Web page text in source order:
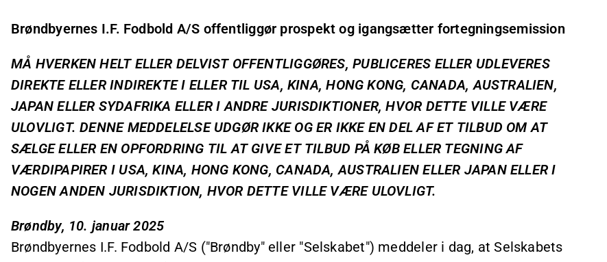
Brøndbyernes I.F. Fodbold A/S offentliggør prospekt og igangsætter fortegningsemission
MÅ HVERKEN HELT ELLER DELVIST OFFENTLIGGØRES, PUBLICERES ELLER UDLEVERES
DIREKTE ELLER INDIREKTE I ELLER TIL USA, KINA, HONG KONG, CANADA, AUSTRALIEN,
JAPAN ELLER SYDAFRIKA ELLER I ANDRE JURISDIKTIONER, HVOR DETTE VILLE VÆRE
ULOVLIGT. DENNE MEDDELELSE UDGØR IKKE OG ER IKKE EN DEL AF ET TILBUD OM AT
SÆLGE ELLER EN OPFORDRING TIL AT GIVE ET TILBUD PÅ KØB ELLER TEGNING AF
VÆRDIPAPIRER I USA, KINA, HONG KONG, CANADA, AUSTRALIEN ELLER JAPAN ELLER I
NOGEN ANDEN JURISDIKTION, HVOR DETTE VILLE VÆRE ULOVLIGT.
Brøndby, 10. januar 2025
Brøndbyernes I.F. Fodbold A/S ("Brøndby" eller "Selskabet") meddeler i dag, at Selskabets